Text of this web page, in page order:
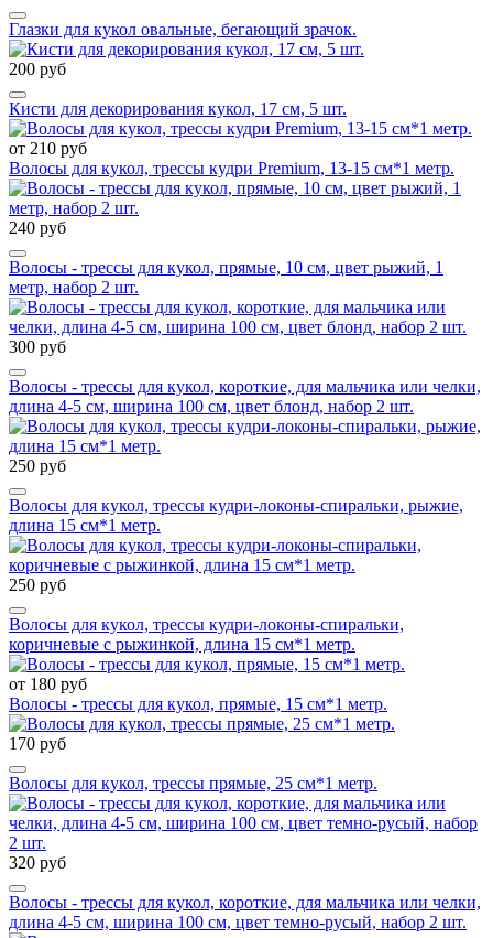
Глазки для кукол овальные, бегающий зрачок.
200 руб
Кисти для декорирования кукол, 17 см, 5 шт.
от 210 руб
Волосы для кукол, трессы кудри Premium, 13-15 см*1 метр.
240 руб
Волосы - трессы для кукол, прямые, 10 см, цвет рыжий, 1
метр, набор 2 шт.
300 руб
Волосы - трессы для кукол, короткие, для мальчика или челки,
длина 4-5 см, ширина 100 см, цвет блонд, набор 2 шт.
250 руб
Волосы для кукол, трессы кудри-локоны-спиральки, рыжие,
длина 15 см*1 метр.
250 руб
Волосы для кукол, трессы кудри-локоны-спиральки,
коричневые с рыжинкой, длина 15 см*1 метр.
от 180 руб
Волосы - трессы для кукол, прямые, 15 см*1 метр.
170 руб
Волосы для кукол, трессы прямые, 25 см*1 метр.
320 руб
Волосы - трессы для кукол, короткие, для мальчика или челки,
длина 4-5 см, ширина 100 см, цвет темно-русый, набор 2 шт.